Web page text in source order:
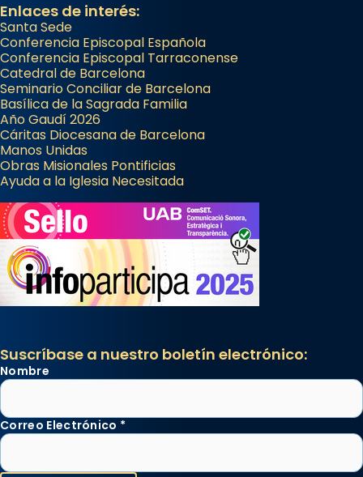
Enlaces de interés:
Santa Sede
Conferencia Episcopal Española
Conferencia Episcopal Tarraconense
Catedral de Barcelona
Seminario Conciliar de Barcelona
Basílica de la Sagrada Familia
Año Gaudí 2026
Cáritas Diocesana de Barcelona
Manos Unidas
Obras Misionales Pontificias
Ayuda a la Iglesia Necesitada
Suscríbase a nuestro boletín electrónico:
Nombre
Correo Electrónico *